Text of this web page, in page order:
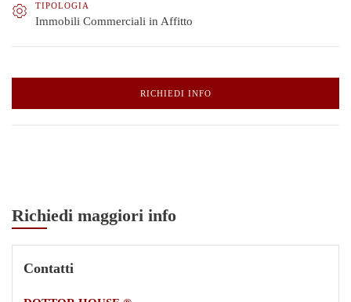
TIPOLOGIA
Immobili Commerciali in Affitto
RICHIEDI INFO
Richiedi maggiori info
Contatti